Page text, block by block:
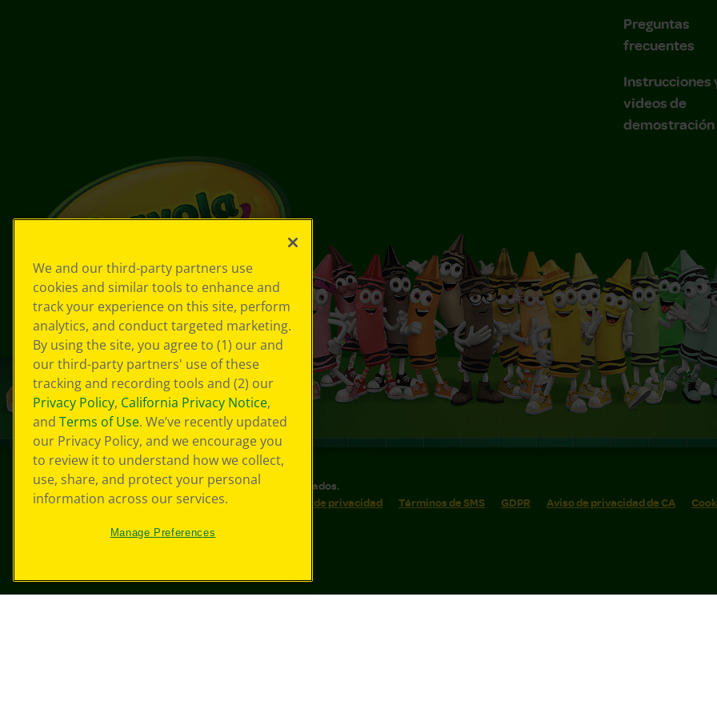
Preguntas
frecuentes
Instrucciones
videos de
demostración
© 2026 Crayola® Todos los derechos reservados.
Sus opciones de privacidad
Política de privacidad Términos de SMS GDPR Aviso de privacidad de CA
We and our third-party partners use
cookies and similar tools to enhance and
track your experience on this site, perform
analytics, and conduct targeted marketing.
By using the site, you agree to (1) our and
our third-party partners' use of these
tracking and recording tools and (2) our
Privacy Policy, California Privacy Notice,
and Terms of Use. We’ve recently updated
our Privacy Policy, and we encourage you
to review it to understand how we collect,
use, share, and protect your personal
information across our services.
Manage Preferences